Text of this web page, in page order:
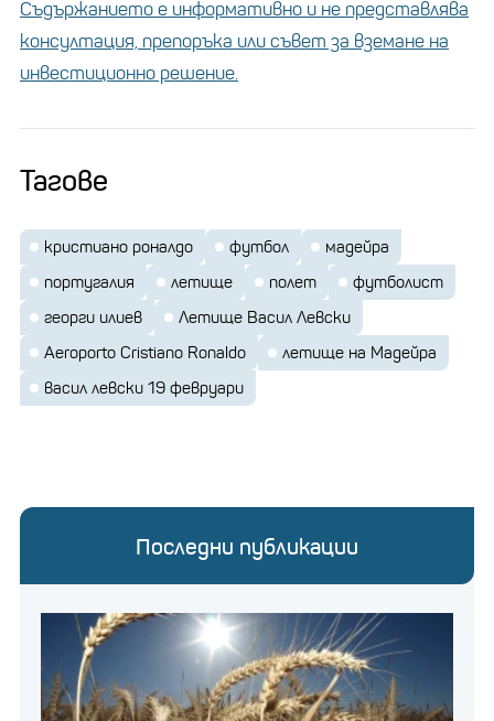
Съдържанието е информативно и не представлява
консултация, препоръка или съвет за вземане на
инвестиционно решение.
Тагове
кристиано роналдо футбол
мадейра
португалия
летище полет
футболист
георги илиев
Летище Васил Левски
Aeroporto Cristiano Ronaldo
летище на Мадейра
васил левски 19 февруари
Последни публикации